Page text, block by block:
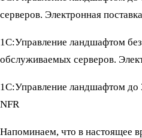
серверов. Электронная поставка
1С:Управление ландшафтом
обслуживаемых серверов.
1С:Управление ландшафтом до
NFR
Напоминаем, что в настоящее